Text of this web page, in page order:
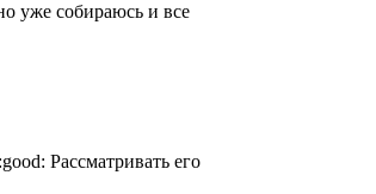
уже собираюсь и все
Рассматривать его